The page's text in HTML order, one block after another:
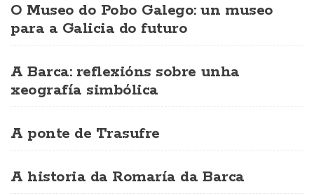
O Museo do Pobo Galego: un museo
para a Galicia do futuro
A Barca: reflexións sobre unha
xeografía simbólica
A ponte de Trasufre
A historia da Romaría da Barca